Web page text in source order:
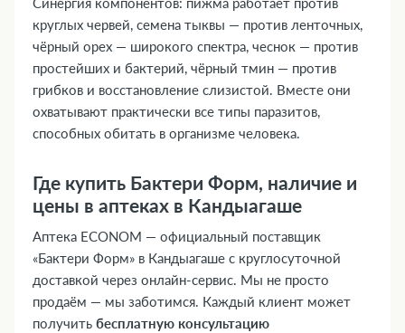
круглых червей, семена тыквы — против ленточных,
чёрный орех — широкого спектра, чеснок — против
простейших и бактерий, чёрный тмин — против
грибков и восстановление слизистой. Вместе они
охватывают практически все типы паразитов,
способных обитать в организме человека.
Где купить Бактери Форм, наличие и
цены в аптеках в Кандыагаше
Аптека ECONOM — официальный поставщик
«Бактери Форм» в Кандыагаше с круглосуточной
доставкой через онлайн-сервис. Мы не просто
продаём — мы заботимся. Каждый клиент может
получить бесплатную консультацию